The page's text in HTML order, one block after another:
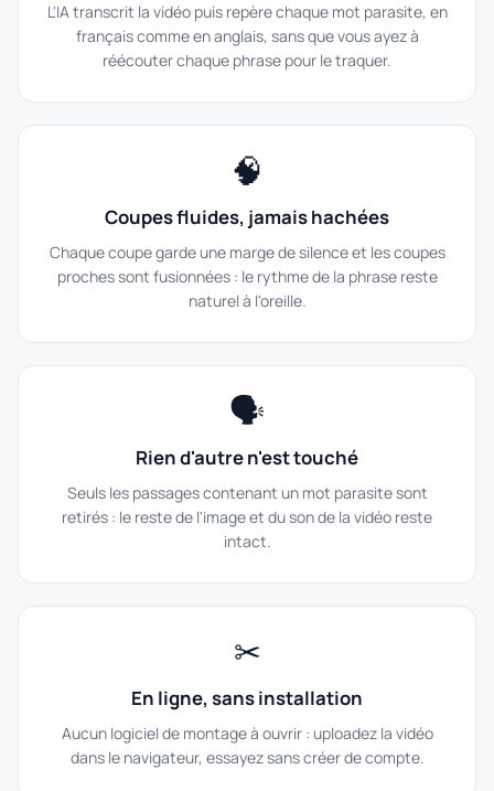
L'IA transcrit la vidéo puis repère chaque mot parasite, en
français comme en anglais, sans que vous ayez à
réécouter chaque phrase pour le traquer.
🧠
Coupes fluides, jamais hachées
Chaque coupe garde une marge de silence et les coupes
proches sont fusionnées : le rythme de la phrase reste
naturel à l'oreille.
🗣
Rien d'autre n'est touché
Seuls les passages contenant un mot parasite sont
retirés : le reste de l'image et du son de la vidéo reste
intact.
✂
En ligne, sans installation
Aucun logiciel de montage à ouvrir : uploadez la vidéo
dans le navigateur, essayez sans créer de compte.